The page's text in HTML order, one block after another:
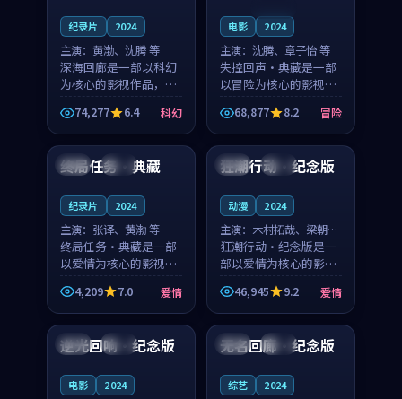
纪录片 2024
主演： 黄渤、沈腾 等
深海回廊是一部以科幻
为核心的影视作品，围
绕危机、反转与人物成
长展开，整体节奏紧
凑，值得推荐观看。
74,277 6.4 科幻
电影 2024
主演： 沈腾、章子怡 等
失控回声·典藏是一部
以冒险为核心的影视作
品，围绕危机、反转与
人物成长展开，整体节
奏紧凑，值得推荐观
看。
68,877 8.2 冒险
韩国 院线
终局任务·典藏
纪录片 2024
主演： 张译、黄渤 等
终局任务·典藏是一部
以爱情为核心的影视作
品，围绕危机、反转与
人物成长展开，整体节
奏紧凑，值得推荐观
看。
4,209 7.0 爱情
日本 热播
狂潮行动·纪念版
动漫 2024
主演： 木村拓哉、梁朝伟
等
狂潮行动·纪念版是一
部以爱情为核心的影视
作品，围绕危机、反转
与人物成长展开，整体
节奏紧凑，值得推荐观
看。
46,945 9.2 爱情
泰国 高分
逆光回响·纪念版
电影 2024
英国 完结
无名回廊·纪念版
综艺 2024